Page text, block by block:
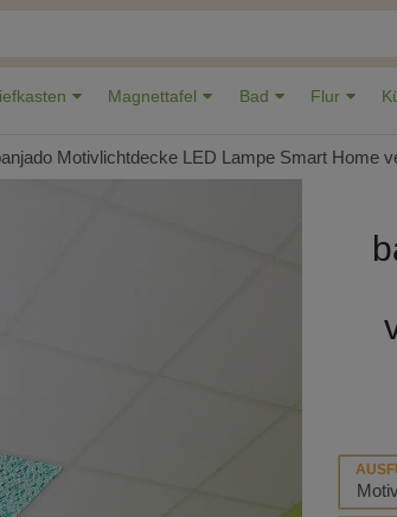
Magnettafel Bad Flur
Motivlichtdecke LED Lampe Smart Home